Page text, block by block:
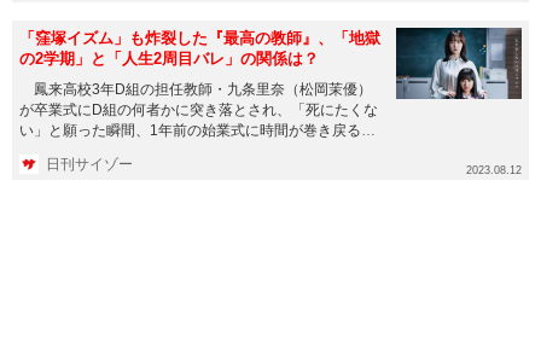
「窪塚イズム」も炸裂した『最高の教師』、「地獄
の2学期」と「人生2周目バレ」の関係は？
鳳来高校3年D組の担任教師・九条里奈（松岡茉優）
が卒業式にD組の何者かに突き落とされ、「死にたくな
い」と願った瞬間、1年前の始業式に時間が巻き戻ると
日刊サイゾー 2023.08.12